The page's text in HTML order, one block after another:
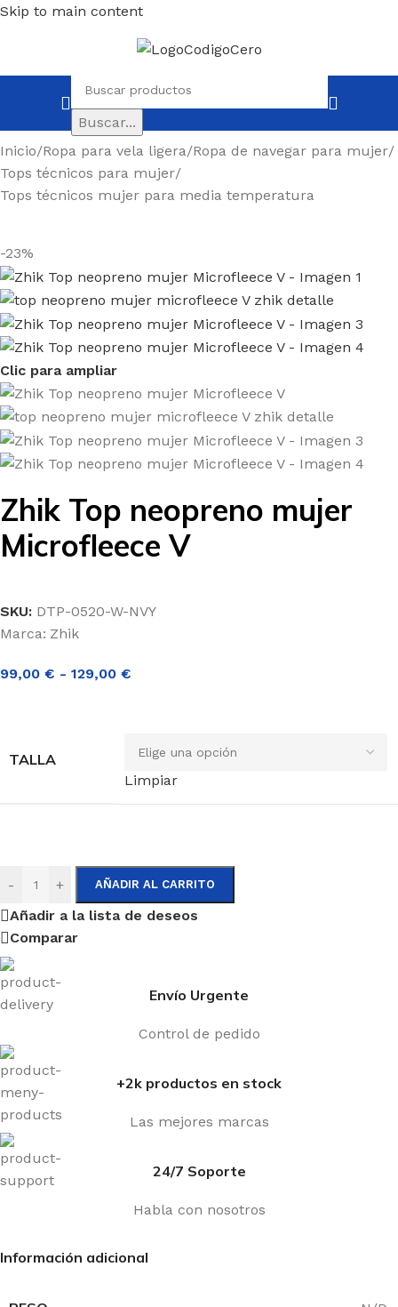
Skip to main content
Buscar...
Inicio/Ropa para vela ligera/Ropa de navegar para mujer/
Tops técnicos para mujer/
Tops técnicos mujer para media temperatura
-23%
Clic para ampliar
Zhik Top neopreno mujer
Microfleece V
SKU: DTP-0520-W-NVY
Marca: Zhik
99,00 € - 129,00 €
TALLA
Limpiar
- + AÑADIR AL CARRITO
Añadir a la lista de deseos
Comparar
Envío Urgente
Control de pedido
+2k productos en stock
Las mejores marcas
24/7 Soporte
Habla con nosotros
Información adicional